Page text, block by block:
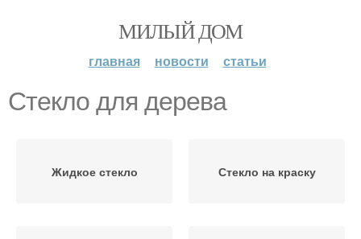
МИЛЫЙ ДОМ
главная новости статьи
Стекло для дерева
Жидкое стекло Стекло на краску